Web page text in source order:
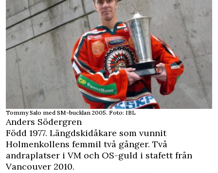
Tommy Salo med SM-bucklan 2005. Foto: IBL
Anders Södergren
Född 1977. Längdskidåkare som vunnit
Holmenkollens femmil två gånger. Två
andraplatser i VM och OS-guld i stafett från
Vancouver 2010.